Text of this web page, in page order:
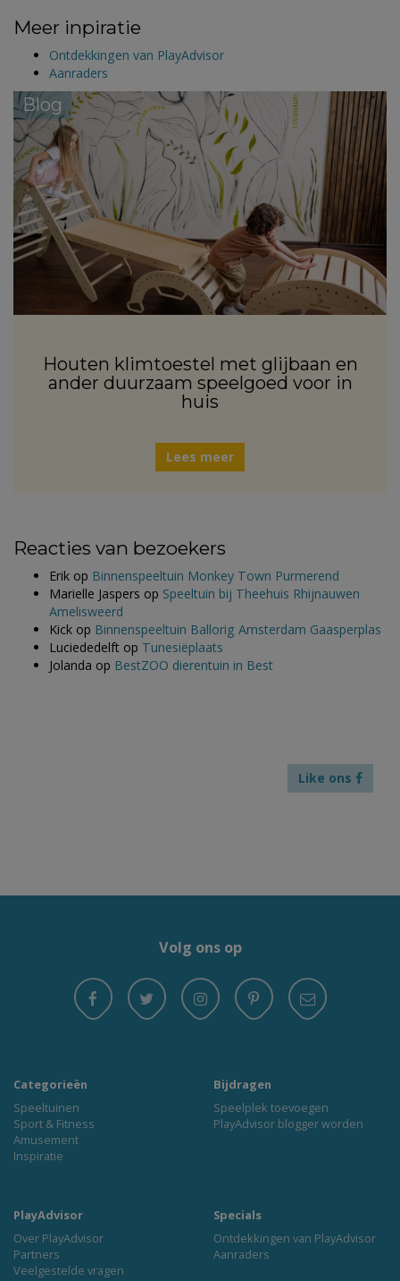
Meer inpiratie
Ontdekkingen van PlayAdvisor
Aanraders
Blog
Houten klimtoestel met glijbaan en
ander duurzaam speelgoed voor in
huis
Lees meer
Reacties van bezoekers
Erik op Binnenspeeltuin Monkey Town Purmerend
Marielle Jaspers op Speeltuin bij Theehuis Rhijnauwen
Amelisweerd
Kick op Binnenspeeltuin Ballorig Amsterdam Gaasperplas
Luciededelft op Tunesiëplaats
Jolanda op BestZOO dierentuin in Best
Like ons
Volg ons op
Categorieën
Speeltuinen
Sport & Fitness
Amusement
Inspiratie
Bijdragen
Speelplek toevoegen
PlayAdvisor blogger worden
PlayAdvisor
Over PlayAdvisor
Partners
Veelgestelde vragen
Specials
Ontdekkingen van PlayAdvisor
Aanraders